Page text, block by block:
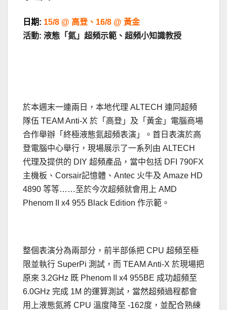
日期: 15/8 @ 高登、16/8 @ 黃金
活動: 液態「氮」超頻示範、超頻小知識教授
於本週末一連兩日，本地代理 ALTECH 連同超頻
隊伍 TEAM Anti-X 於「高登」及「黃金」電腦商場
合作舉辦「終極液態氮超頻表演」。首日表演於高
登電腦中心舉行，現場展示了一系列由 ALTECH
代理及提供的 DIY 超頻產品，當中包括 DFI 790FX
主機板、Corsair記憶體、Antec 火牛及 Amaze HD
4890 等等……至於今次超頻就會用上 AMD
Phenom II x4 955 Black Edition 作示範。
整個表演分為兩部分，前半部係把 CPU 超頻至極
限並執行 SuperPi 測試，而 TEAM Anti-X 於現場把
原來 3.2GHz 既 Phenom II x4 955BE 成功超頻至
6.0GHz 完成 1M 的運算測試，當然超頻過程都會
用上液態氮將 CPU 溫度降至 -162度，並配合熟練